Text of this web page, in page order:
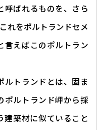
呼ばれるものを、さら
れをポルトランドセメ
言えばこのポルトラン
ルトランドとは、固ま
ポルトランド岬から採
建築材に似ていること